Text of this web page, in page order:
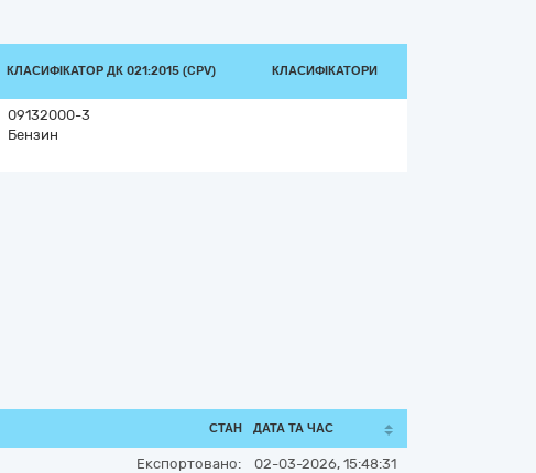
КЛАСИФІКАТОР ДК 021:2015 (CPV) КЛАСИФІКАТОРИ
09132000-3
Бензин
СТАН ДАТА ТА ЧАС
Експортовано: 02-03-2026, 15:48:31